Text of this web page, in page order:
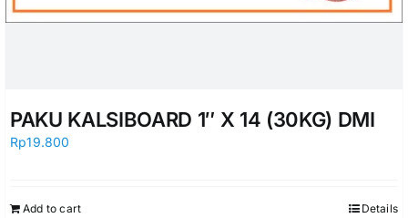
PAKU KALSIBOARD 1″ X 14 (30KG) DMI
Rp19.800
Add to cart Details